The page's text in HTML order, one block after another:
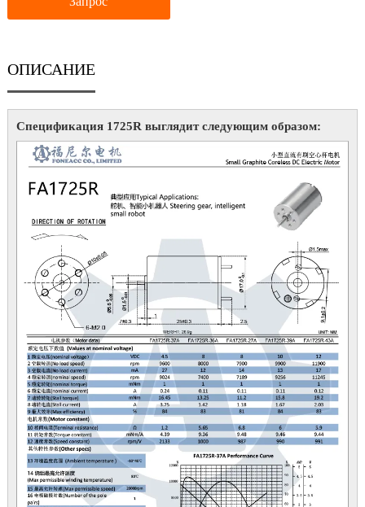
ОПИСАНИЕ
Спецификация 1725R выглядит следующим образом: